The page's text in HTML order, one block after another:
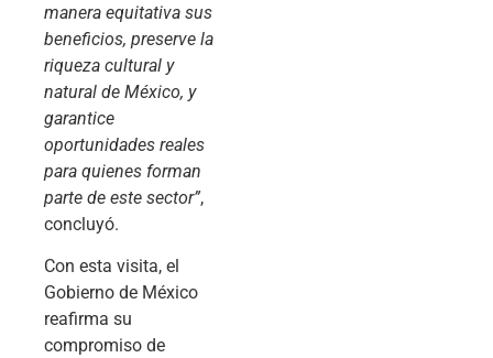
manera equitativa sus
beneficios, preserve la
riqueza cultural y
natural de México, y
garantice
oportunidades reales
para quienes forman
parte de este sector”,
concluyó.
Con esta visita, el
Gobierno de México
reafirma su
compromiso de